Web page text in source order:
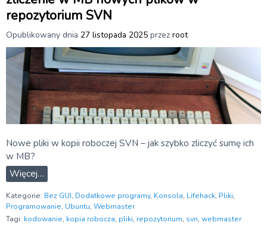
repozytorium SVN
Opublikowany dnia 27 listopada 2025 przez root
Nowe pliki w kopii roboczej SVN – jak szybko zliczyć sumę ich
w MB?
Więcej…
Kategorie: Bez GUI, Dodatkowe programy, Konsola, Lifehack, Pliki,
Programowanie, Ubuntu, Webmaster
Tagi: kodowanie, kopia robocza, pliki, repozytorium, svn, webmaster